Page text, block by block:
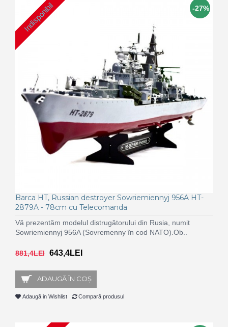
-27%
Indisponibil
Barca HT, Russian destroyer Sowriemiennyj 956A HT-
2879A - 78cm cu Telecomanda
Vă prezentăm modelul distrugătorului din Rusia, numit
Sowriemiennyj 956A (Sovremenny în cod NATO).Ob..
881,4LEI 643,4LEI
ADAUGĂ ÎN COŞ
Adaugă in Wishlist Compară produsul